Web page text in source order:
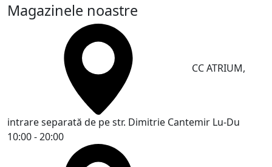
Magazinele noastre
CC ATRIUM,
intrare separată de pe str. Dimitrie Cantemir Lu-Du
10:00 - 20:00